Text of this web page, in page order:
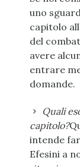
uno
capitolo
del
avere
entrare
domande.
Quali
capitolo?
intende
Efesini a